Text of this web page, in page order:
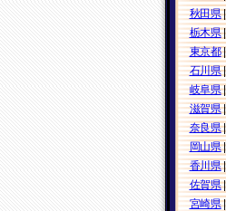
秋田県
栃木県
東京都
石川県
岐阜県
滋賀県
奈良県
岡山県
香川県
佐賀県
宮崎県